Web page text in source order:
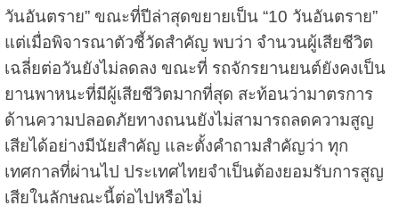
วันอันตราย” ขณะที่ปีล่าสุดขยายเป็น “10 วันอันตราย”
แต่เมื่อพิจารณาตัวชี้วัดสำคัญ พบว่า จำนวนผู้เสียชีวิต
เฉลี่ยต่อวันยังไม่ลดลง ขณะที่ รถจักรยานยนต์ยังคงเป็น
ยานพาหนะที่มีผู้เสียชีวิตมากที่สุด สะท้อนว่ามาตรการ
ด้านความปลอดภัยทางถนนยังไม่สามารถลดความสูญ
เสียได้อย่างมีนัยสำคัญ และตั้งคำถามสำคัญว่า ทุก
เทศกาลที่ผ่านไป ประเทศไทยจำเป็นต้องยอมรับการสูญ
เสียในลักษณะนี้ต่อไปหรือไม่